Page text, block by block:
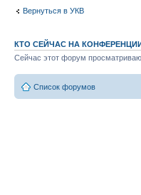
Вернуться в УКВ
КТО СЕЙЧАС НА
Сейчас этот форум
Список форумов